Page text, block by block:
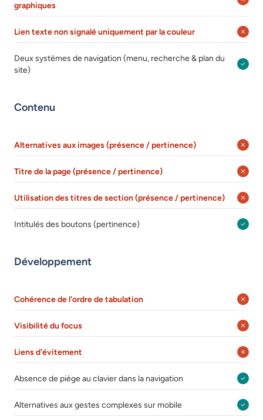
graphiques
Lien texte non signalé uniquement par la couleur
Deux systèmes de navigation (menu, recherche & plan du
site)
Contenu
Alternatives aux images (présence / pertinence)
Titre de la page (présence / pertinence)
Utilisation des titres de section (présence / pertinence)
Intitulés des boutons (pertinence)
Développement
Cohérence de l'ordre de tabulation
Visibilité du focus
Liens d'évitement
Absence de piège au clavier dans la navigation
Alternatives aux gestes complexes sur mobile